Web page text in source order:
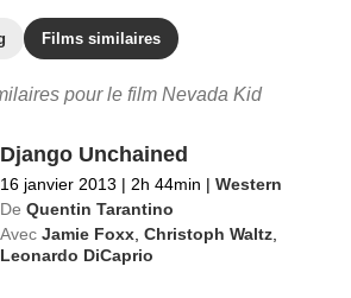
Films similaires
pour le film Nevada Kid
Django Unchained
16 janvier 2013 | 2h 44min | Western
De Quentin Tarantino
Avec Jamie Foxx ,Christoph Waltz
Leonardo DiCaprio